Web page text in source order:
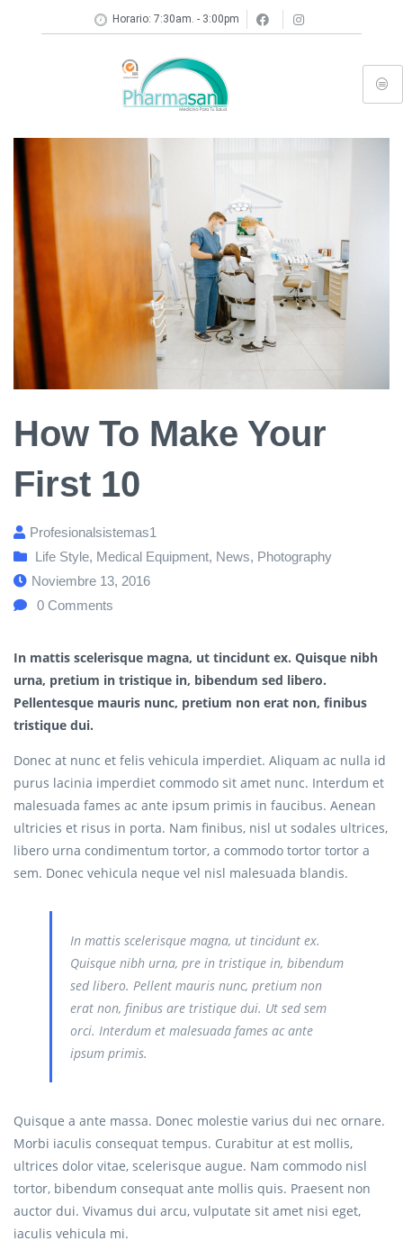
Horario: 7:30am. - 3:00pm
How To Make Your
First 10
Profesionalsistemas1
Life Style, Medical Equipment, News, Photography
Noviembre 13, 2016
0 Comments
In mattis scelerisque magna, ut tincidunt ex. Quisque nibh
urna, pretium in tristique in, bibendum sed libero.
Pellentesque mauris nunc, pretium non erat non, finibus
tristique dui.
Donec at nunc et felis vehicula imperdiet. Aliquam ac nulla id
purus lacinia imperdiet commodo sit amet nunc. Interdum et
malesuada fames ac ante ipsum primis in faucibus. Aenean
ultricies et risus in porta. Nam finibus, nisl ut sodales ultrices,
libero urna condimentum tortor, a commodo tortor tortor a
sem. Donec vehicula neque vel nisl malesuada blandis.
In mattis scelerisque magna, ut tincidunt ex.
Quisque nibh urna, pre in tristique in, bibendum
sed libero. Pellent mauris nunc, pretium non
erat non, finibus are tristique dui. Ut sed sem
orci. Interdum et malesuada fames ac ante
ipsum primis.
Quisque a ante massa. Donec molestie varius dui nec ornare.
Morbi iaculis consequat tempus. Curabitur at est mollis,
ultrices dolor vitae, scelerisque augue. Nam commodo nisl
tortor, bibendum consequat ante mollis quis. Praesent non
auctor dui. Vivamus dui arcu, vulputate sit amet nisi eget,
iaculis vehicula mi.